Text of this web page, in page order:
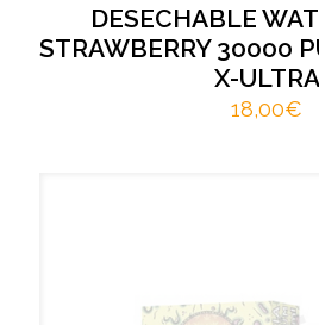
DESECHABLE
STRAWBERRY 30000
X-ULTRA
18,00€